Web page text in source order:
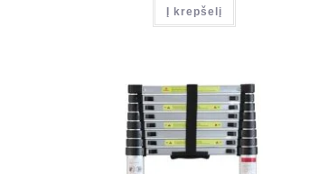
Į krepšelį